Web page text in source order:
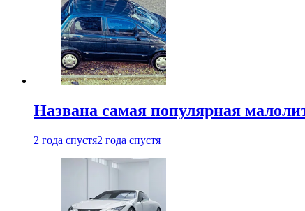
Названа самая популярная
2 года спустя2 года спустя